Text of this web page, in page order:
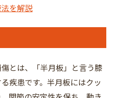
を解説
とは、「半月板」と言う膝
疾患です。半月板にはクッ